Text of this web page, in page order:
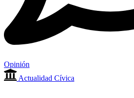
Opinión
Actualidad Cívica